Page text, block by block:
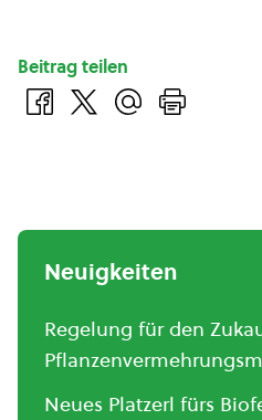
Beitrag teilen
Neuigkeiten
Regelung für den
Neues Platzerl fürs